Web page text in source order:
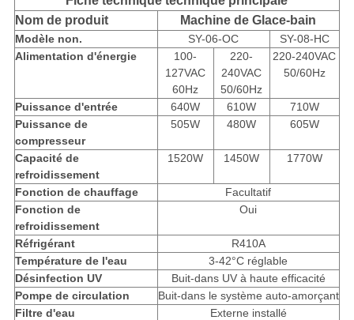
Nom de produit
Machine de Glace-bain
Modèle non. SY-06-OC
SY-08-HC
Alimentation d'énergie
100-
127VAC
60Hz
220-
240VAC
50/60Hz
220-240VAC
50/60Hz
Puissance d'entrée 640W 610W
710W
Puissance de
compresseur
505W 480W 605W
Capacité de
refroidissement
1520W 1450W 1770W
Fonction de chauffage
Facultatif
Fonction de
refroidissement
Oui
Réfrigérant
R410A
Température de l'eau
3-42°C réglable
Désinfection UV
Buit-dans UV à haute efficacité
Pompe de circulation
Buit-dans le système auto-amorçant
Filtre d'eau
Externe installé